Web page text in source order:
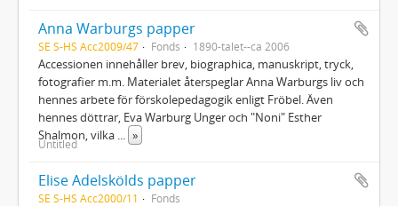
Anna Warburgs papper
SE S-HS Acc2009/47 Fonds 1890-talet--ca 2006
Accessionen innehåller brev, biographica, manuskript, tryck,
fotografier m.m. Materialet återspeglar Anna Warburgs liv och
hennes arbete för förskolepedagogik enligt Fröbel. Även
hennes döttrar, Eva Warburg Unger och "Noni" Esther
Shalmon, vilka
»
Untitled
Elise Adelskölds papper
SE S-HS Acc2000/11 Fonds